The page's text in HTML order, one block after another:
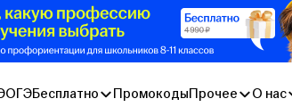
ОГЭБесплатно ПромокодыПрочее О нас